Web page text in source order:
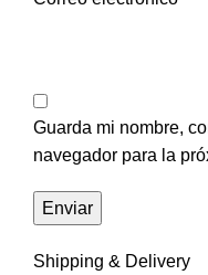
Guarda mi nombre,
navegador para la
Shipping & Delivery